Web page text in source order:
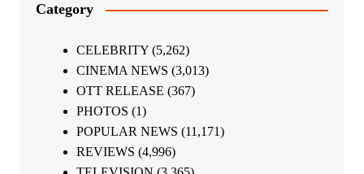
Category
CELEBRITY(5,262)
CINEMA NEWS (3,013)
OTT RELEASE (367)
PHOTOS (1)
POPULAR NEWS (11,171)
REVIEWS (4,996)